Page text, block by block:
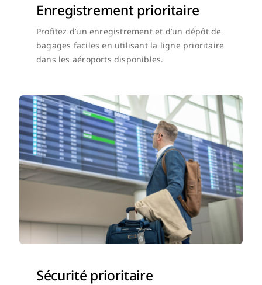
Enregistrement prioritaire
Profitez d’un enregistrement et d’un dépôt de
bagages faciles en utilisant la ligne prioritaire
dans les aéroports disponibles.
Sécurité prioritaire